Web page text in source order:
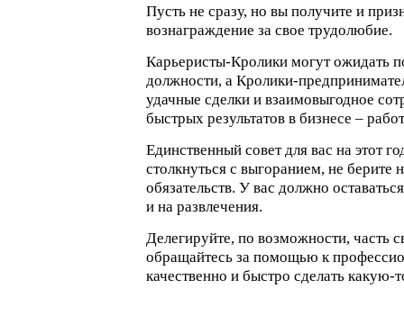
Пусть не сразу, но вы получите и
вознаграждение за свое трудолюбие.
Карьеристы-Кролики могут ожидать
должности, а Кролики-
удачные сделки и взаимовыгодное
быстрых результатов в бизнесе –
Единственный совет для вас на этот
столкнуться с выгоранием, не берите
обязательств. У вас должно
и на развлечения.
Делегируйте, по возможности, часть
обращайтесь за помощью к
качественно и быстро сделать какую-